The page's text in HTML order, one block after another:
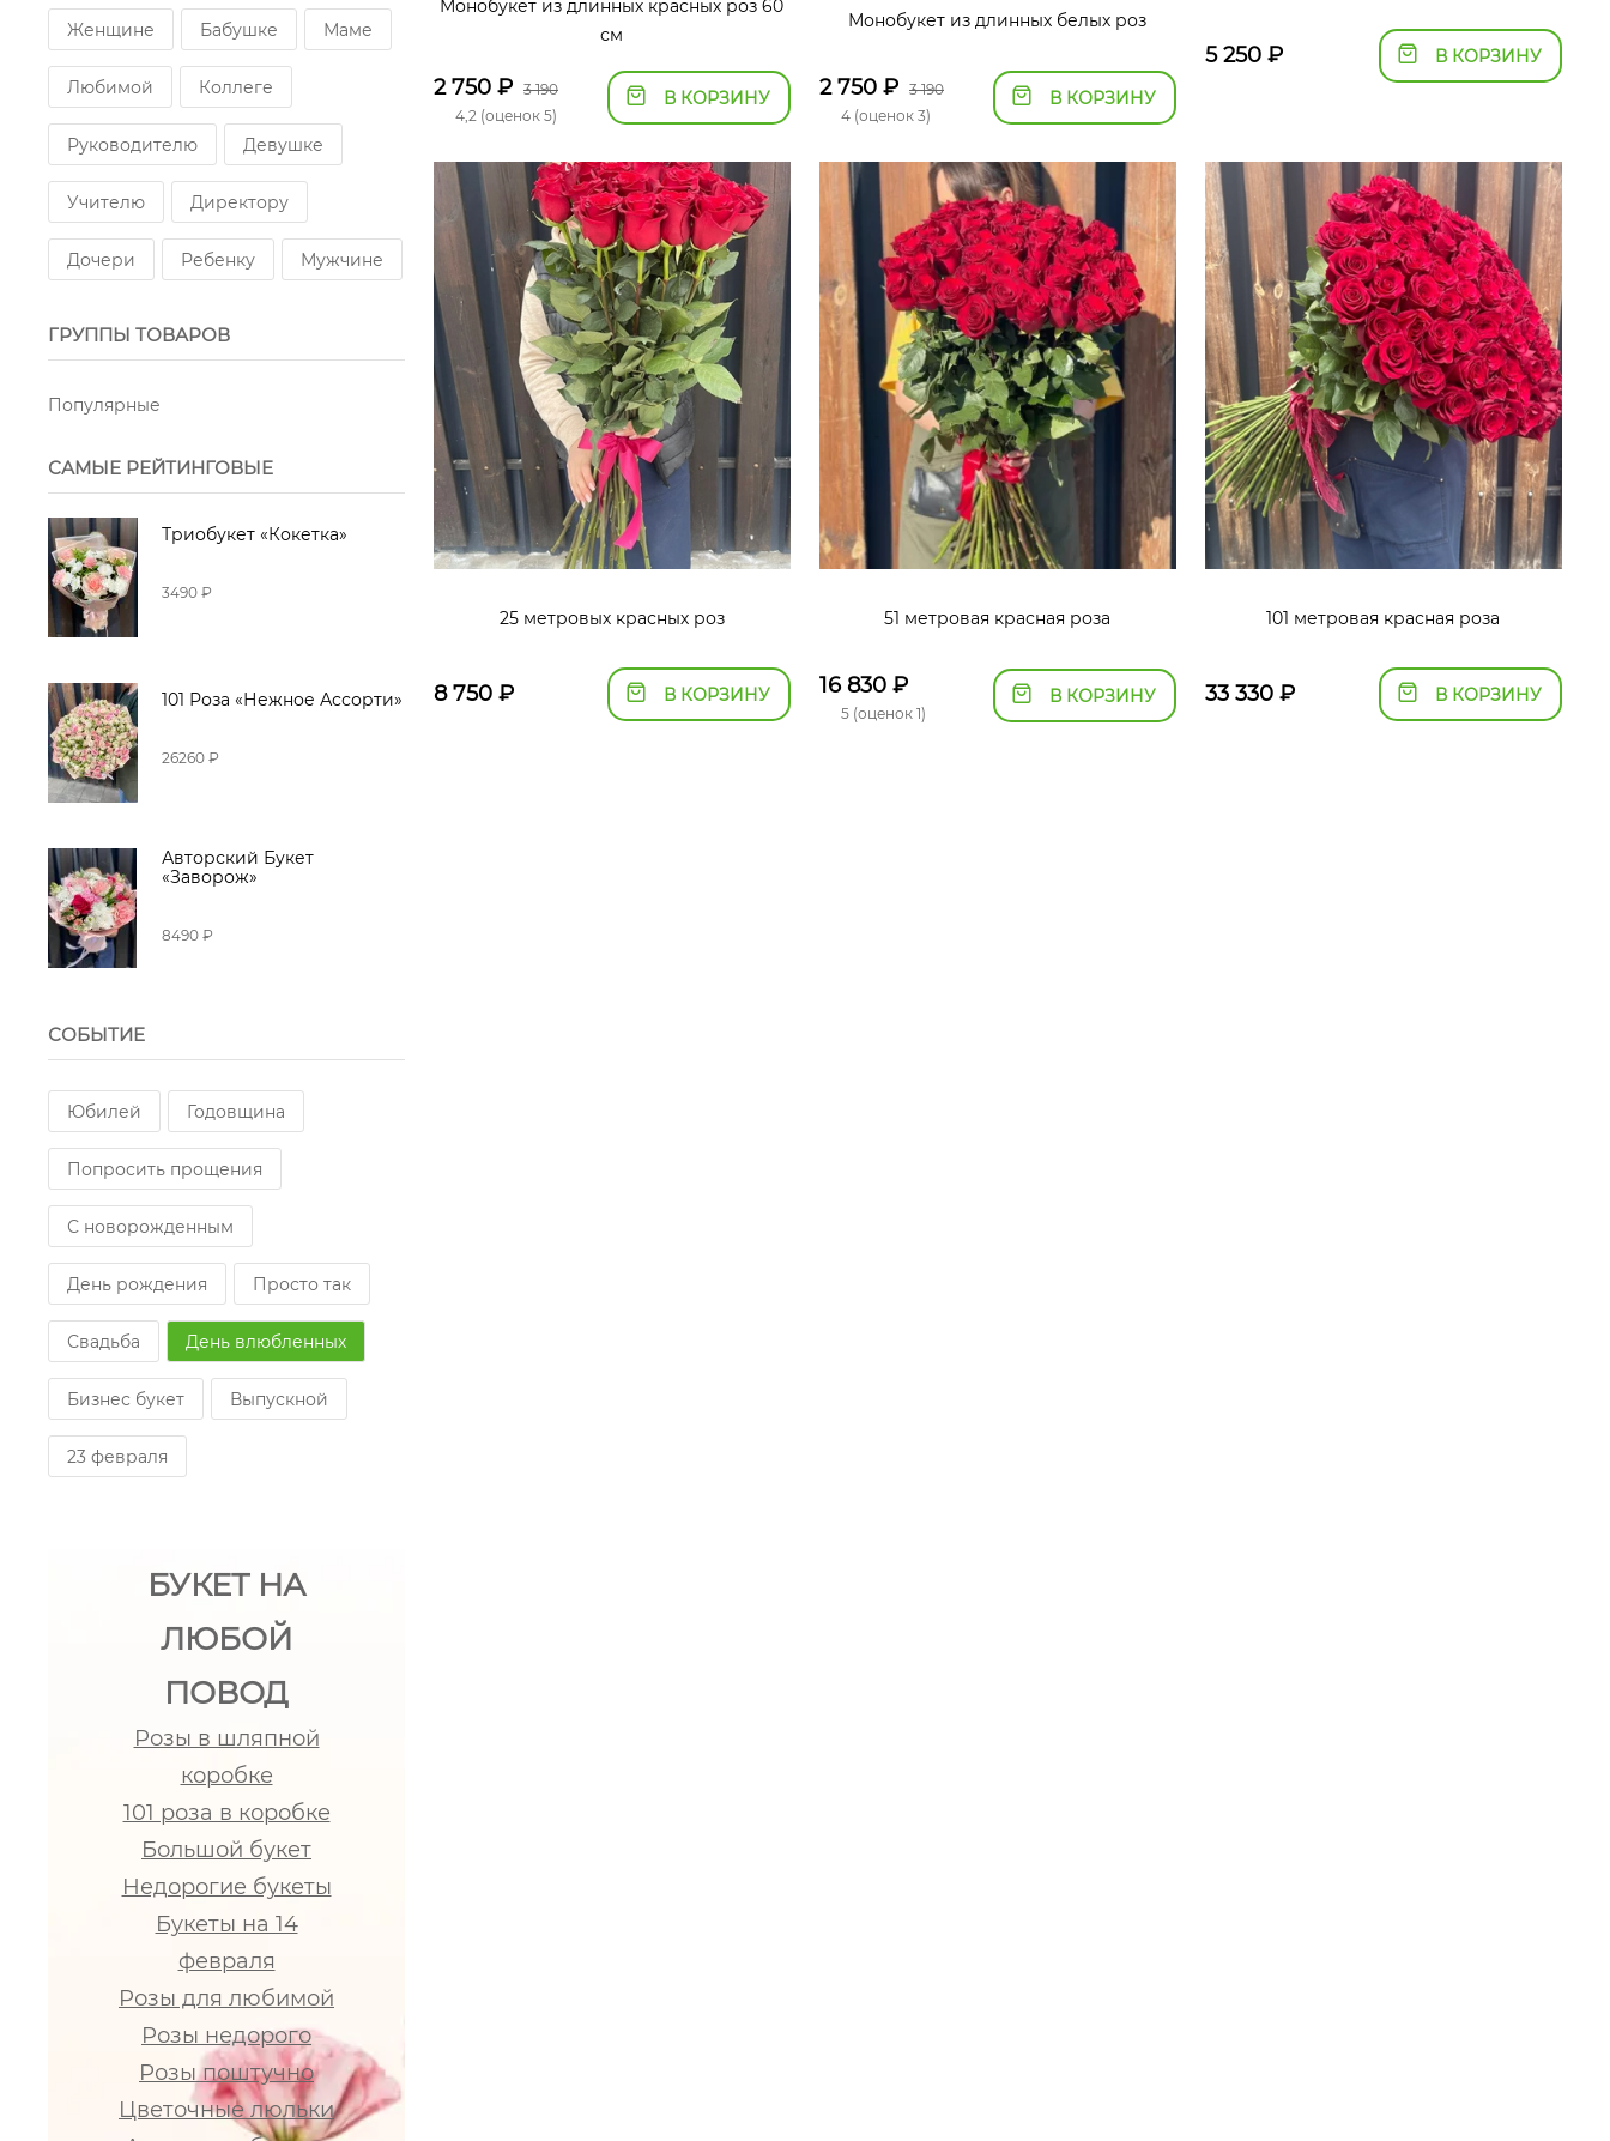
Женщине Бабушке Маме
Любимой Коллеге
Руководителю Девушке
Учителю Директору
Дочери Ребенку Мужчине
ГРУППЫ ТОВАРОВ
Популярные
САМЫЕ РЕЙТИНГОВЫЕ
Триобукет «Кокетка»
3490 ₽
101 Роза «Нежное Ассорти»
26260 ₽
Авторский Букет
«Заворож»
8490 ₽
СОБЫТИЕ
Юбилей Годовщина
Попросить прощения
С новорожденным
День рождения Просто так
Свадьба День влюбленных
Бизнес букет Выпускной
23 февраля
БУКЕТ НА
ЛЮБОЙ
ПОВОД
Розы в шляпной
коробке
101 роза в коробке
Большой букет
Недорогие букеты
Букеты на 14
февраля
Розы для любимой
Розы недорого
Розы поштучно
Цветочные люльки
Монобукет из длинных красных роз 60
см
2 750 ₽ 3 190
4,2 (оценок 5)
В КОРЗИНУ
Монобукет из длинных белых роз
2 750₽
3 190
4 (оценок 3)
В КОРЗИНУ
5 250₽ В КОРЗИНУ
25 метровых красных роз
8 750 ₽ В КОРЗИНУ
51 метровая красная роза
16 830₽
5 (оценок 1)
В КОРЗИНУ
101 метровая красная роза
33 330₽ В КОРЗИНУ